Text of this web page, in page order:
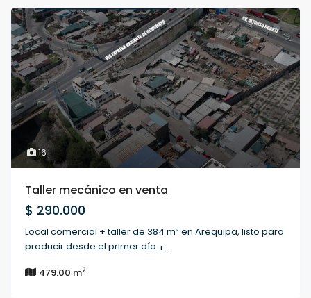
16
Taller mecánico en venta
$ 290.000
Local comercial + taller de 384 m² en Arequipa, listo para
producir desde el primer día. ¡ ...
479.00 m2